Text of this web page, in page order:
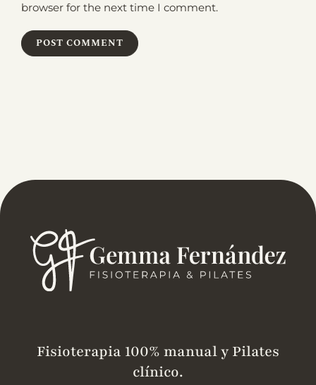
browser for the next time I comment.
Fisioterapia 100% manual y Pilates
clínico.